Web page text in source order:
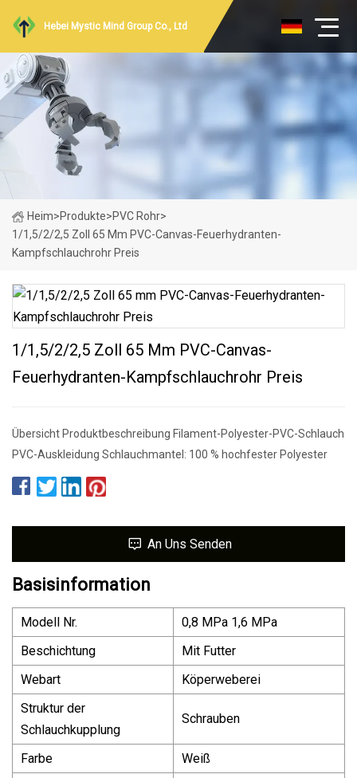
Hebei Mystic Mind Group Co., Ltd
Heim>Produkte>PVC Rohr>
1/1,5/2/2,5 Zoll 65 Mm PVC-Canvas-Feuerhydranten-
Kampfschlauchrohr Preis
1/1,5/2/2,5 Zoll 65 Mm PVC-Canvas-
Feuerhydranten-Kampfschlauchrohr Preis
Übersicht Produktbeschreibung Filament-Polyester-PVC-Schlauch
PVC-Auskleidung Schlauchmantel: 100 % hochfester Polyester
An Uns Senden
Basisinformation
Modell Nr.
0,8 MPa 1,6 MPa
Beschichtung
Mit Futter
Webart
Köperweberei
Struktur der
Schlauchkupplung
Schrauben
Farbe
Weiß